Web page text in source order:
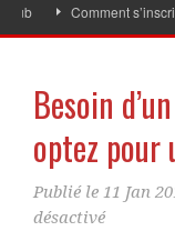
Comment
Besoin
optez pour
Publié le 11 Jan
désactivé